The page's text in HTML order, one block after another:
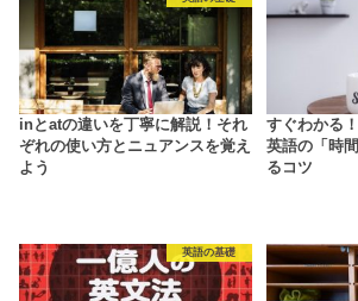
inとatの違いを丁寧に解説！それ
ぞれの使い方とニュアンスを覚え
よう
すぐわかる
英語の「時
るコツ
英語の基礎